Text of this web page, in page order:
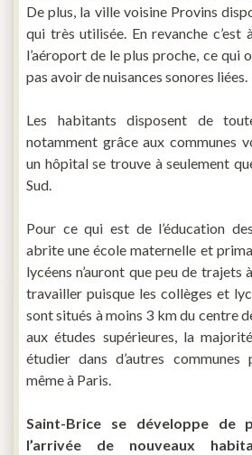
De plus, la ville voisine Provins
qui très utilisée. En revanche
l’aéroport de le plus proche, ce qui
pas avoir de nuisances sonores liées.
Les habitants disposent de
notamment grâce aux communes
un hôpital se trouve à seulement
Sud.
Pour ce qui est de l’éducation
abrite une école maternelle et
lycéens n’auront que peu de
travailler puisque les collèges et
sont situés à moins 3 km du centre
aux études supérieures, la
étudier dans d’autres
même à Paris.
Saint-Brice se développe de
l’arrivée de nouveaux